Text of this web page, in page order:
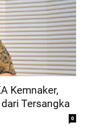
Kemnaker,
Tersangka
0